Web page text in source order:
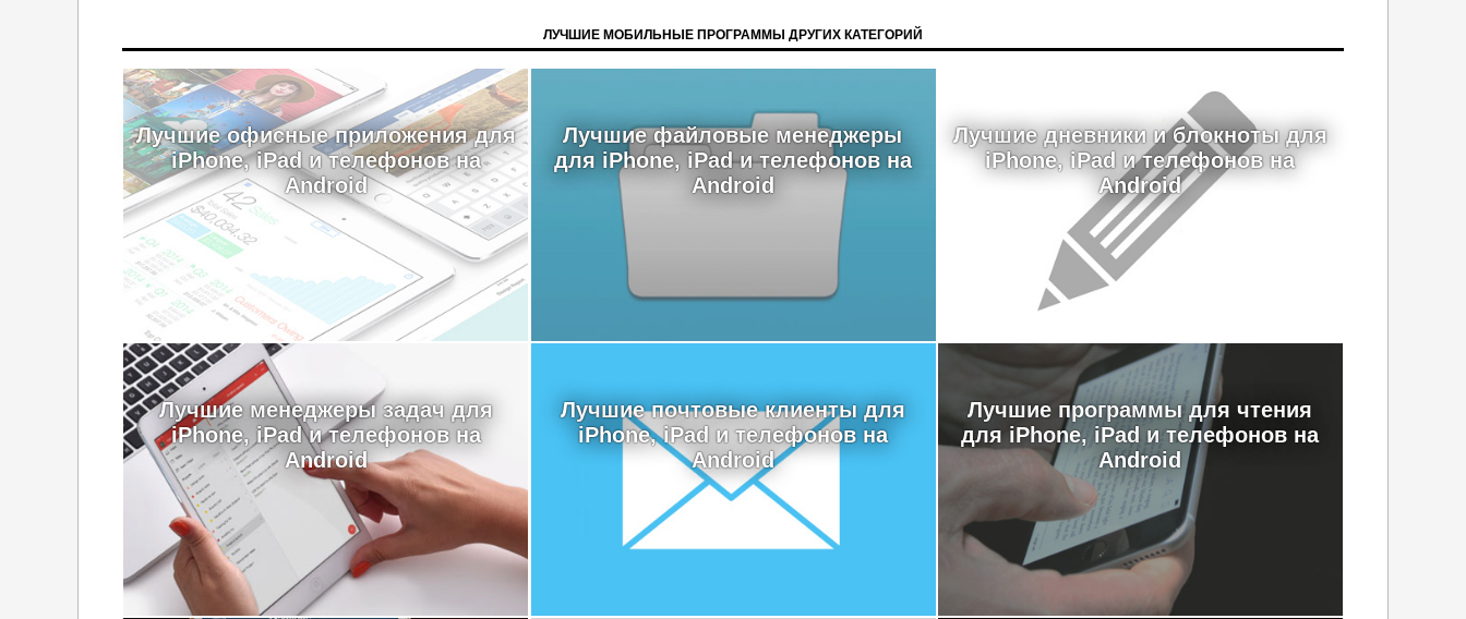
ЛУЧШИЕ МОБИЛЬНЫЕ ПРОГРАММЫ ДРУГИХ КАТЕГОРИЙ
Лучшие офисные приложения для
iPhone, iPad и телефонов на
Android
Лучшие файловые менеджеры
для iPhone, iPad и телефонов на
Android
Лучшие дневники и блокноты для
iPhone, iPad и телефонов на
Android
Лучшие менеджеры задач для
iPhone, iPad и телефонов на
Android
Лучшие почтовые клиенты для
iPhone, iPad и телефонов на
Android
Лучшие программы для чтения
для iPhone, iPad и телефонов на
Android